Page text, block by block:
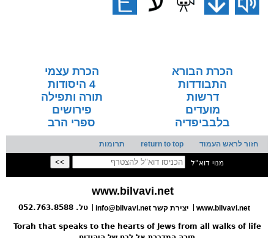
הכרת הבורא
הכרת עצמי
התבודדות
4 היסודות
דרשות
תורה ותפילה
מועדים
פירושים
בלבביפדיה
ספרי הרב
חזור לראש העמוד return to top תרומות
מנוי דוא"ל
www.bilvavi.net
www.bilvavi.net info@bilvavi.net יצירת קשר טל. 052.763.8588
Torah that speaks to the hearts of Jews from all walks of life